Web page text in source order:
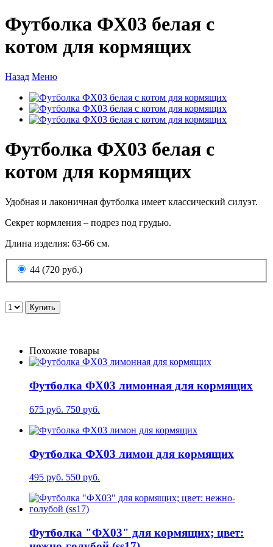
Футболка ФХ03 белая с
котом для кормящих
Назад Меню
Футболка ФХ03 белая с
котом для кормящих
Удобная и лаконичная футболка имеет классический силуэт.
Секрет кормления – подрез под грудью.
Длина изделия: 63-66 см.
44 (720 руб.)
Похожие товары
Футболка ФХ03 лимонная для кормящих
675 руб. 750 руб.
Футболка ФХ03 лимон для кормящих
495 руб. 550 руб.
Футболка "ФХ03" для кормящих; цвет: